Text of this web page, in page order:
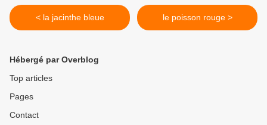
< la jacinthe bleue le poisson rouge >
Hébergé par Overblog
Top articles
Pages
Contact